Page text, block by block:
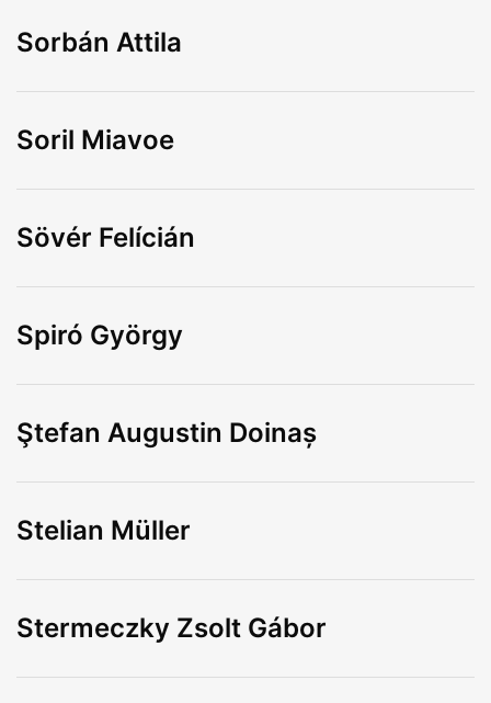
Sorbán Attila
Soril Miavoe
Sövér Felícián
Spiró György
Ştefan Augustin Doinaș
Stelian Müller
Stermeczky Zsolt Gábor